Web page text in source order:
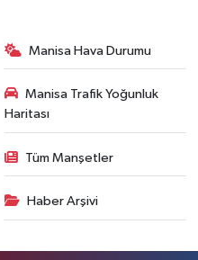
Manisa Hava Durumu
Manisa Trafik Yoğunluk
Haritası
Tüm Manşetler
Haber Arşivi